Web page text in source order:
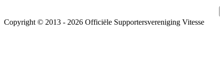
Copyright © 2013 - 2026 Officiële Supportersvereniging Vitesse